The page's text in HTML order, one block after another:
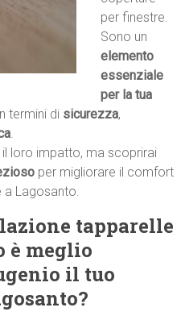
per finestre.
Sono un
elemento
essenziale
per la tua
termini di sicurezza,
.
loro impatto, ma scoprirai
per migliorare il comfort
a Lagosanto.
tapparelle
è meglio
il tuo